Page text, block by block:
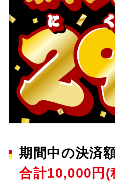
期間中の決済
合計10,000円(